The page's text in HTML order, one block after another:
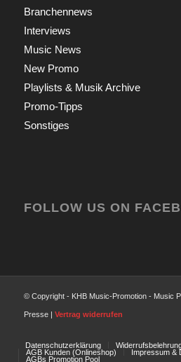
Branchennews
Interviews
Music News
New Promo
Playlists & Musik Archive
Promo-Tipps
Sonstiges
FOLLOW US ON
© Copyright - KHB Music-Promotion - Music
Presse | Vertrag widerrufen
Datenschutzerklärung
AGB Kunden (Onlineshop)
Impressum &
AGBs Promotion Pool